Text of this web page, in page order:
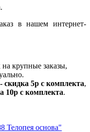
в нашем интернет-
крупные заказы,
скидка 5р с комплекта,
10р с комплекта.
Телопея основа"